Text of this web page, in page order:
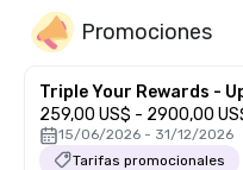
Promociones
Triple Your Rewards -
259,00 US$ - 2900,00
15/06/2026 - 31/12/2026
Tarifas promocionales